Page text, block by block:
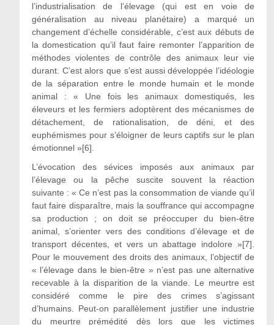
l’industrialisation de l’élevage (qui est en voie de
généralisation au niveau planétaire) a marqué un
changement d’échelle considérable, c’est aux débuts de
la domestication qu’il faut faire remonter l’apparition de
méthodes violentes de contrôle des animaux leur vie
durant. C’est alors que s’est aussi développée l’idéologie
de la séparation entre le monde humain et le monde
animal : « Une fois les animaux domestiqués, les
éleveurs et les fermiers adoptèrent des mécanismes de
détachement, de rationalisation, de déni, et des
euphémismes pour s’éloigner de leurs captifs sur le plan
émotionnel »[6].
L’évocation des sévices imposés aux animaux par
l’élevage ou la pêche suscite souvent la réaction
suivante : « Ce n’est pas la consommation de viande qu’il
faut faire disparaître, mais la souffrance qui accompagne
sa production ; on doit se préoccuper du bien-être
animal, s’orienter vers des conditions d’élevage et de
transport décentes, et vers un abattage indolore »[7].
Pour le mouvement des droits des animaux, l’objectif de
« l’élevage dans le bien-être » n’est pas une alternative
recevable à la disparition de la viande. Le meurtre est
considéré comme le pire des crimes s’agissant
d’humains. Peut-on parallèlement justifier une industrie
du meurtre prémédité dès lors que les victimes